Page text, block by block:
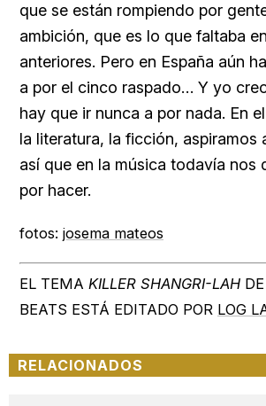
que se están rompiendo por
ambición, que es lo que faltaba
anteriores. Pero en España aún
a por el cinco raspado… Y yo
hay que ir nunca a por nada. En
la literatura, la ficción, aspiramos
así que en la música todavía nos
por hacer.
fotos: josema mateos
EL TEMA KILLER SHANGRI-LAH
BEATS ESTÁ EDITADO POR LOG
RELACIONADOS